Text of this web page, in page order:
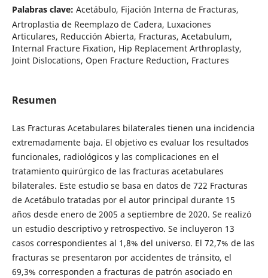
Palabras clave: Acetábulo, Fijación Interna de Fracturas,
Artroplastia de Reemplazo de Cadera, Luxaciones
Articulares, Reducción Abierta, Fracturas, Acetabulum,
Internal Fracture Fixation, Hip Replacement Arthroplasty,
Joint Dislocations, Open Fracture Reduction, Fractures
Resumen
Las Fracturas Acetabulares bilaterales tienen una incidencia
extremadamente baja. El objetivo es evaluar los resultados
funcionales, radiológicos y las complicaciones en el
tratamiento quirúrgico de las fracturas acetabulares
bilaterales. Este estudio se basa en datos de 722 Fracturas
de Acetábulo tratadas por el autor principal durante 15
años desde enero de 2005 a septiembre de 2020. Se realizó
un estudio descriptivo y retrospectivo. Se incluyeron 13
casos correspondientes al 1,8% del universo. El 72,7% de las
fracturas se presentaron por accidentes de tránsito, el
69,3% corresponden a fracturas de patrón asociado en